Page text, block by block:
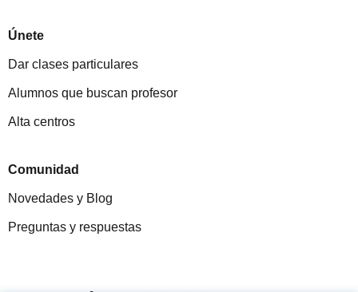
Únete
Dar clases particulares
Alumnos que buscan profesor
Alta centros
Comunidad
Novedades y Blog
Preguntas y respuestas